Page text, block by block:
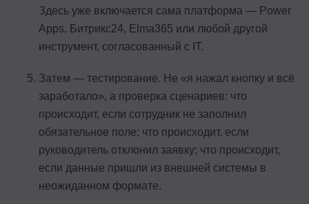
Здесь уже включается сама платформа — Power
Apps, Битрикс24, Elma365 или любой другой
инструмент, согласованный с IT.
Затем — тестирование. Не «я нажал кнопку и всё
заработало», а проверка сценариев: что
происходит, если сотрудник не заполнил
обязательное поле; что происходит, если
руководитель отклонил заявку; что происходит,
если данные пришли из внешней системы в
неожиданном формате.